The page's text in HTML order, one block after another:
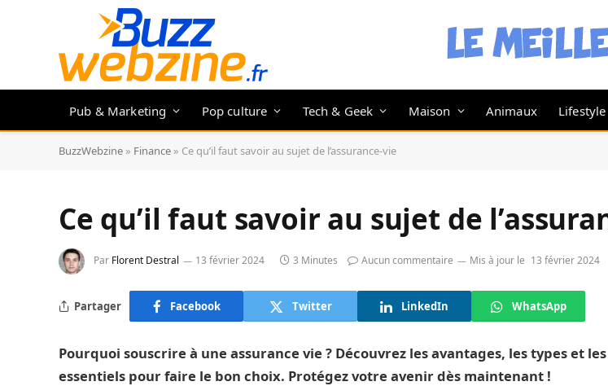
Pub & Marketing Pop culture Tech & Geek Maison Animaux Lifestyle
BuzzWebzine » Finance » Ce qu’il faut savoir au sujet de l’assurance-vie
Ce qu’il faut savoir au sujet de
Par Florent Destral 13 février 2024 3 Minutes Aucun commentaire Mis à jour le 13 février 2024
Partager Facebook Twitter LinkedIn WhatsApp
Pourquoi souscrire à une assurance vie ? Découvrez les avantages, les types et
essentiels pour faire le bon choix. Protégez votre avenir dès maintenant !